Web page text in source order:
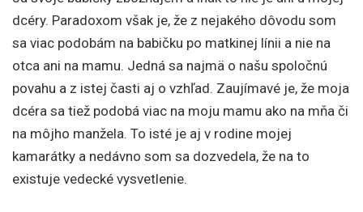
dcéry. Paradoxom však je, že z nejakého dôvodu som
sa viac podobám na babičku po matkinej línii a nie na
otca ani na mamu. Jedná sa najmä o našu spoločnú
povahu a z istej časti aj o vzhľad. Zaujímavé je, že moja
dcéra sa tiež podobá viac na moju mamu ako na mňa či
na môjho manžela. To isté je aj v rodine mojej
kamarátky a nedávno som sa dozvedela, že na to
existuje vedecké vysvetlenie.